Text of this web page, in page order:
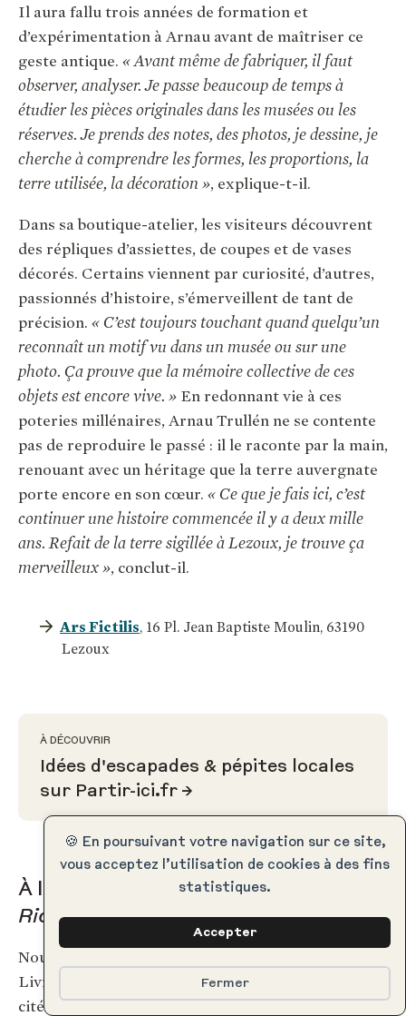
🍪 En poursuivant votre navigation sur ce site,
vous acceptez l’utilisation de cookies à des fins
statistiques.
Accepter
Fermer
Il aura fallu trois années de formation et
d’expérimentation à Arnau avant de maîtriser ce
geste antique. « Avant même de fabriquer, il faut
observer, analyser. Je passe beaucoup de temps à
étudier les pièces originales dans les musées ou les
réserves. Je prends des notes, des photos, je dessine, je
cherche à comprendre les formes, les proportions, la
terre utilisée, la décoration », explique-t-il.
Dans sa boutique-atelier, les visiteurs découvrent
des répliques d’assiettes, de coupes et de vases
décorés. Certains viennent par curiosité, d’autres,
passionnés d’histoire, s’émerveillent de tant de
précision. « C’est toujours touchant quand quelqu’un
reconnaît un motif vu dans un musée ou sur une
photo. Ça prouve que la mémoire collective de ces
objets est encore vive. » En redonnant vie à ces
poteries millénaires, Arnau Trullén ne se contente
pas de reproduire le passé : il le raconte par la main,
renouant avec un héritage que la terre auvergnate
porte encore en son cœur. « Ce que je fais ici, c’est
continuer une histoire commencée il y a deux mille
ans. Refait de la terre sigillée à Lezoux, je trouve ça
merveilleux », conclut-il.
Ars Fictilis, 16 Pl. Jean Baptiste Moulin, 63190
Lezoux
À DÉCOUVRIR
Idées d'escapades & pépites locales
sur Partir-ici.fr
À la source du papier auMoulin
Richard de Bas
Nous voilà désormais à Ambert, au cœur du
Livradois-Forez. Peu le savent, mais cette petite
cité médiévale fut l’un des berceaux de la papeterie